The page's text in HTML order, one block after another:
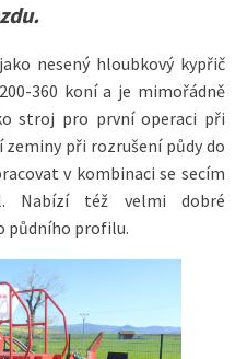
nesený hloubkový kypřič
360 koní a je mimořádně
stroj pro první operaci při
zeminy při rozrušení půdy do
v kombinaci se secím
Nabízí též velmi dobré
půdního profilu.